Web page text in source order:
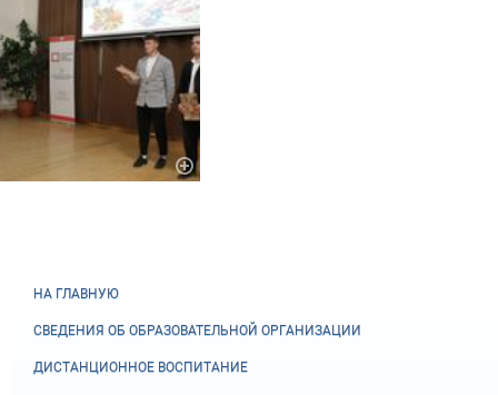
НА ГЛАВНУЮ
СВЕДЕНИЯ ОБ ОБРАЗОВАТЕЛЬНОЙ ОРГАНИЗАЦИИ
ДИСТАНЦИОННОЕ ВОСПИТАНИЕ